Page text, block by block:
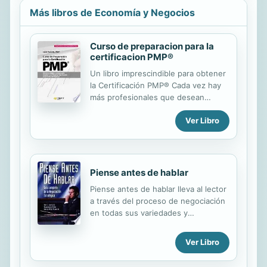
Más libros de Economía y Negocios
Curso de preparacion para la
certificacion PMP®
Un libro imprescindible para obtener
la Certificación PMP® Cada vez hay
más profesionales que desean
obtener la certificación PMP®
(Project Management Professional) y
cada vez hay más empresas que
procesos de selección. Este libro
propone un enfoque por procesos
cursos impartidos a cientos de
PMP®. Además, explica cómo está
estructurado el examen, qué
manera está concebido, para hacer
que el candidato entienda de qué
forma se establece el corte para
Ver Libro
Piense antes de hablar
Piense antes de hablar lleva al lector
a través del proceso de negociación
en todas sus variedades y
como en la vida cotidiana.
Preparándolo para pensar clara y
estratégicamente, esta guía le da un
Ver Libro